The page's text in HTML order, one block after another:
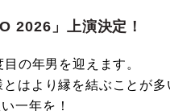
2026」上演決定！
の年男を迎えます。
はより縁を結ぶことが多
一年を！